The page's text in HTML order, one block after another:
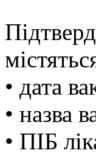
• дата
• назва
• ПІБ